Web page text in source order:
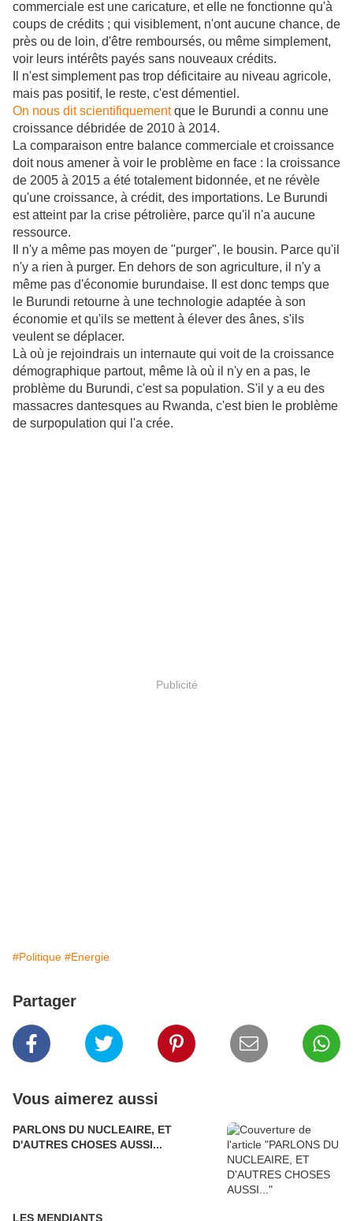
commerciale est une caricature, et elle ne fonctionne qu'à
coups de crédits ; qui visiblement, n'ont aucune chance, de
près ou de loin, d'être remboursés, ou même simplement,
voir leurs intérêts payés sans nouveaux crédits.
Il n'est simplement pas trop déficitaire au niveau agricole,
mais pas positif, le reste, c'est démentiel.
On nous dit scientifiquementque le Burundi a connu une
croissance débridée de 2010 à 2014.
La comparaison entre balance commerciale et croissance
doit nous amener à voir le problème en face : la croissance
de 2005 à 2015 a été totalement bidonnée, et ne révèle
qu'une croissance, à crédit, des importations. Le Burundi
est atteint par la crise pétrolière, parce qu'il n'a aucune
ressource.
Il n'y a même pas moyen de "purger", le bousin. Parce qu'il
n'y a rien à purger. En dehors de son agriculture, il n'y a
même pas d'économie burundaise. Il est donc temps que
le Burundi retourne à une technologie adaptée à son
économie et qu'ils se mettent à élever des ânes, s'ils
veulent se déplacer.
Là où je rejoindrais un internaute qui voit de la croissance
démographique partout, même là où il n'y en a pas, le
problème du Burundi, c'est sa population. S'il y a eu des
massacres dantesques au Rwanda, c'est bien le problème
de surpopulation qui l'a crée.
Publicité
#Politique #Energie
Partager
Vous aimerez aussi
PARLONS DU NUCLEAIRE, ET
D'AUTRES CHOSES AUSSI...
LES MENDIANTS